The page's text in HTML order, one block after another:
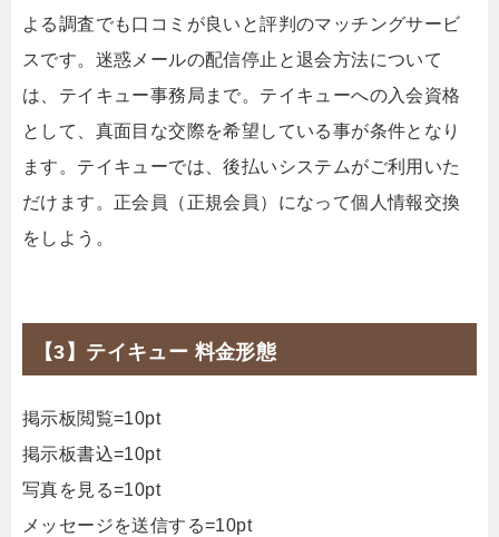
よる調査でも口コミが良いと評判のマッチングサービ
スです。迷惑メールの配信停止と退会方法について
は、テイキュー事務局まで。テイキューへの入会資格
として、真面目な交際を希望している事が条件となり
ます。テイキューでは、後払いシステムがご利用いた
だけます。正会員（正規会員）になって個人情報交換
をしよう。
【3】テイキュー 料金形態
掲示板閲覧=10pt
掲示板書込=10pt
写真を見る=10pt
メッセージを送信する=10pt